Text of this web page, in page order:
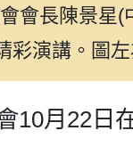
會長陳景星
彩演講。圖
10月22日